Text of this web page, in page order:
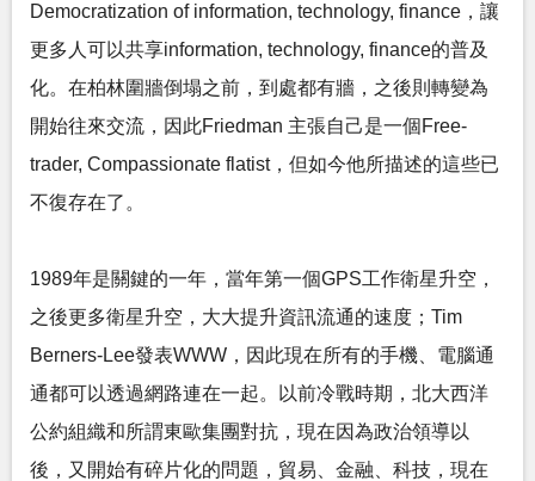
Democratization of information, technology, finance，讓
更多人可以共享information, technology, finance的普及
化。在柏林圍牆倒塌之前，到處都有牆，之後則轉變為
開始往來交流，因此Friedman 主張自己是一個Free-
trader, Compassionate flatist，但如今他所描述的這些已
不復存在了。
1989年是關鍵的一年，當年第一個GPS工作衛星升空，
之後更多衛星升空，大大提升資訊流通的速度；Tim
Berners-Lee發表WWW，因此現在所有的手機、電腦通
通都可以透過網路連在一起。以前冷戰時期，北大西洋
公約組織和所謂東歐集團對抗，現在因為政治領導以
後，又開始有碎片化的問題，貿易、金融、科技，現在